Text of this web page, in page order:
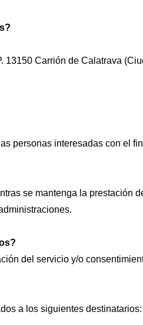
13150 Carrión de Calatrava
personas interesadas con el
se mantenga la prestación
del servicio y/o
a los siguientes destinatarios: